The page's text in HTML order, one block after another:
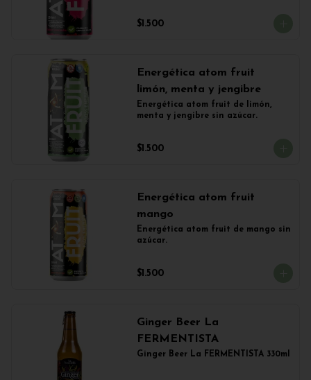
$1.500
Energética atom fruit
limón, menta y jengibre
Energética atom fruit de limón,
menta y jengibre sin azúcar.
$1.500
Energética atom fruit
mango
Energética atom fruit de mango sin
azúcar.
$1.500
Ginger Beer La
FERMENTISTA
Ginger Beer La FERMENTISTA 330ml